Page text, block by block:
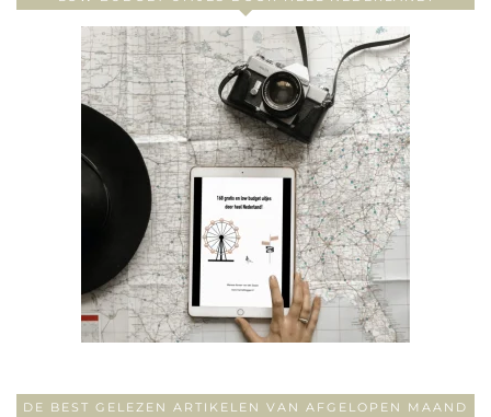
DE BEST GELEZEN ARTIKELEN VAN AFGELOPEN MAAND